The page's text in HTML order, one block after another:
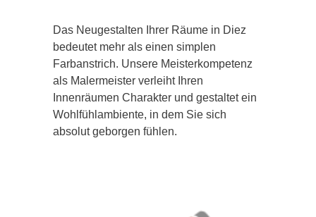
Das Neugestalten Ihrer Räume in Diez
bedeutet mehr als einen simplen
Farbanstrich. Unsere Meisterkompetenz
als Malermeister verleiht Ihren
Innenräumen Charakter und gestaltet ein
Wohlfühlambiente, in dem Sie sich
absolut geborgen fühlen.